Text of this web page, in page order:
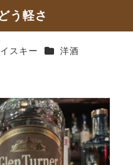
う軽さ
リー
スキー カテゴリー
洋酒